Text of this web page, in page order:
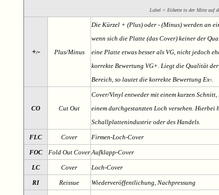
Label = Etikette in der Mitte auf
+/- Plus/Minus
Die Kürzel + (Plus) oder - (Minus) werden an
wenn sich die Platte (das Cover) keiner der
eine Platte etwas besser als VG, nicht jedoch
korrekte Bewertung VG+. Liegt die Qualität
Bereich, so lautet die korrekte Bewertung Ex-.
CO Cut Out
Cover/Vinyl entweder mit einem kurzen
einem durchgestanzten Loch versehen. Hierbei
Schallplattenindustrie oder des Handels.
FLC Cover Firmen-Loch-Cover
FOC Fold Out Cover Aufklapp-Cover
LC Cover Loch-Cover
RI Reissue Wiederveröffentlichung, Nachpressung